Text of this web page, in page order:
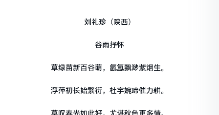
刘礼珍（陕西）
谷雨抒怀
草绿苗新百谷萌，氤氲飘渺紫烟生。
浮萍初长始繁衍，杜宇婉啼催力耕。